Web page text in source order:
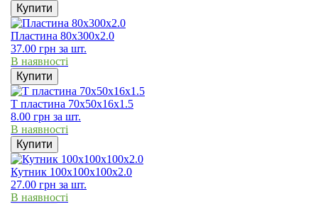
Купити
Пластина 80х300х2.0
37.00 грн за шт.
В наявності
Купити
Т пластина 70х50х16х1.5
8.00 грн за шт.
В наявності
Купити
Кутник 100х100х100х2.0
27.00 грн за шт.
В наявності